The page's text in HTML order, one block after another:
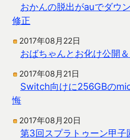
おかんの脱出がauでダウ
修正
2017年08月22日
おばちゃんとお化け公開
2017年08月21日
Switch向けに256GBの
悔
2017年08月20日
第3回スプラトゥーン甲子